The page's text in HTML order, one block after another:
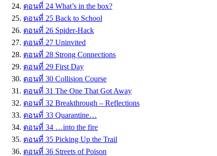
ตอนที่ 24 What’s in the box?
ตอนที่ 25 Back to School
ตอนที่ 26 Spider-Hack
ตอนที่ 27 Uninvited
ตอนที่ 28 Strong Connections
ตอนที่ 29 First Day
ตอนที่ 30 Collision Course
ตอนที่ 31 The One That Got Away
ตอนที่ 32 Breakthrough – Reflections
ตอนที่ 33 Quarantine…
ตอนที่ 34 …into the fire
ตอนที่ 35 Picking Up the Trail
ตอนที่ 36 Streets of Poison